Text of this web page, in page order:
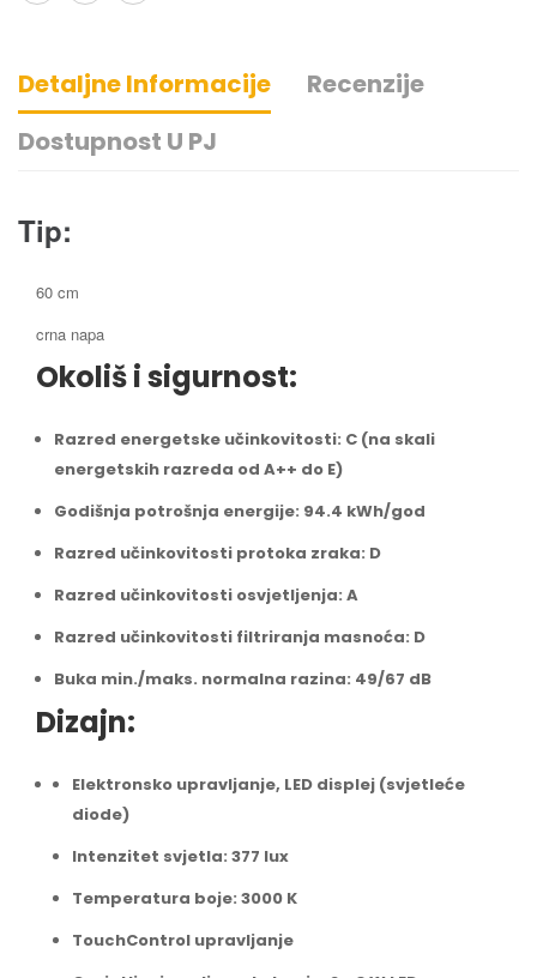
Detaljne Informacije
Recenzije
Dostupnost U PJ
Tip:
60 cm
crna napa
Okoliš i sigurnost:
Razred energetske učinkovitosti: C (na skali
energetskih razreda od A++ do E)
Godišnja potrošnja energije: 94.4 kWh/god
Razred učinkovitosti protoka zraka: D
Razred učinkovitosti osvjetljenja: A
Razred učinkovitosti filtriranja masnoća: D
Buka min./maks. normalna razina: 49/67 dB
Dizajn:
Elektronsko upravljanje, LED displej (svjetleće
diode)
Intenzitet svjetla: 377 lux
Temperatura boje: 3000 K
TouchControl upravljanje